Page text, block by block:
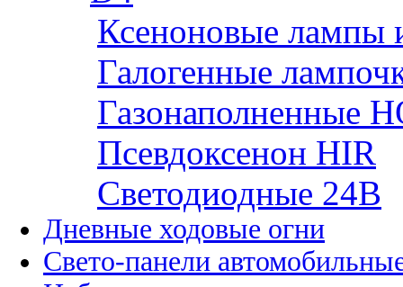
Ксеноновые лампы
Галогенные
Газонаполненные
Псевдоксенон HIR
Cветодиодные 24B
Дневные ходовые огни
Свето-панели